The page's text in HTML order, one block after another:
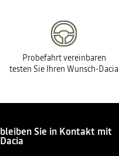
Probefahrt vereinbaren
testen Sie Ihren Wunsch-Dacia
bleiben Sie in Kontakt mit
Dacia